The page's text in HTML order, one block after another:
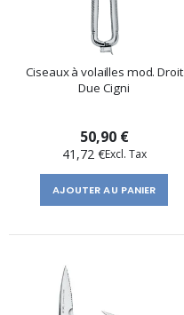
Ciseaux à volailles mod. Droit
Due Cigni
50,90 €
41,72 €
AJOUTER AU PANIER